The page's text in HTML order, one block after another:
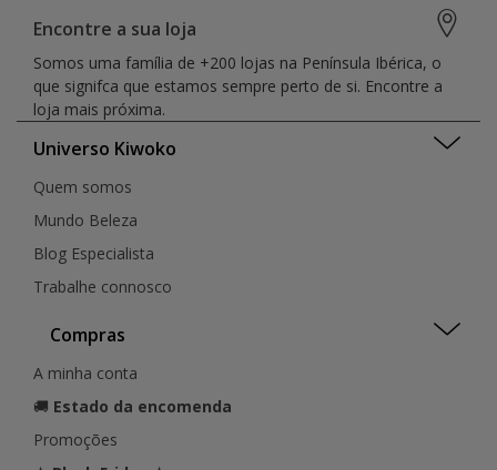
Encontre a sua loja
Somos uma família de +200 lojas na Península Ibérica, o
que signifca que estamos sempre perto de si. Encontre a
loja mais próxima.
Universo Kiwoko
Quem somos
Mundo Beleza
Blog Especialista
Trabalhe connosco
Compras
A minha conta
🚚 Estado da encomenda
Promoções